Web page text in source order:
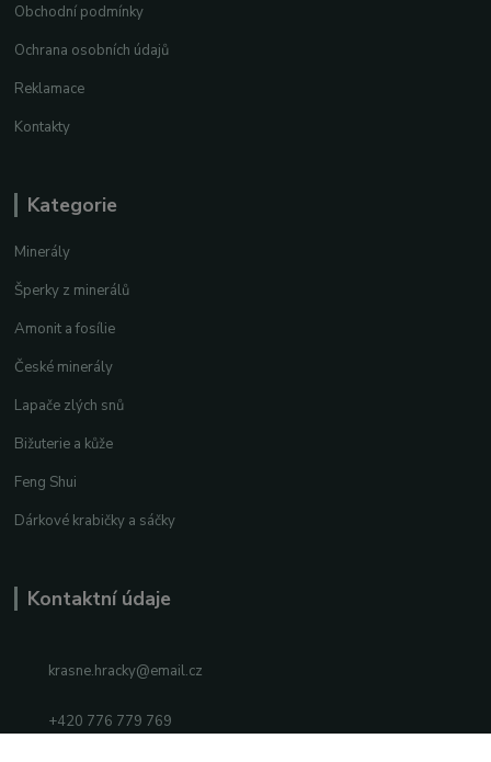
Obchodní podmínky
Ochrana osobních údajů
Reklamace
Kontakty
Kategorie
Minerály
Šperky z minerálů
Amonit a fosílie
České minerály
Lapače zlých snů
Bižuterie a kůže
Feng Shui
Dárkové krabičky a sáčky
Kontaktní údaje
krasne.hracky@email.cz
+420 776 779 769